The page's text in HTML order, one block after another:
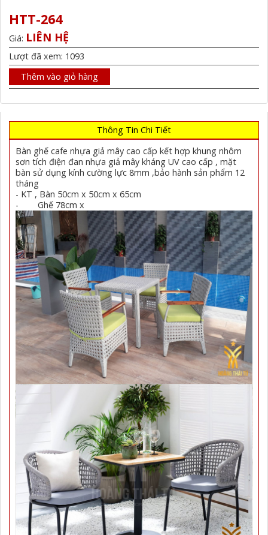
HTT-264
Giá: LIÊN HỆ
Lượt đã xem: 1093
Thêm vào giỏ hàng
Thông Tin Chi Tiết
Bàn ghế cafe nhựa giả mây cao cấp kết hợp khung nhôm
sơn tích điện đan nhựa giả mây kháng UV cao cấp , mặt
bàn sử dụng kính cường lực 8mm ,bảo hành sản phẩm 12
tháng
- KT , Bàn 50cm x 50cm x 65cm
- Ghế 78cm x